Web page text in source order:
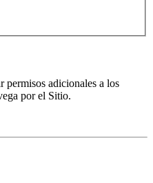
permisos adicionales a los
por el Sitio.